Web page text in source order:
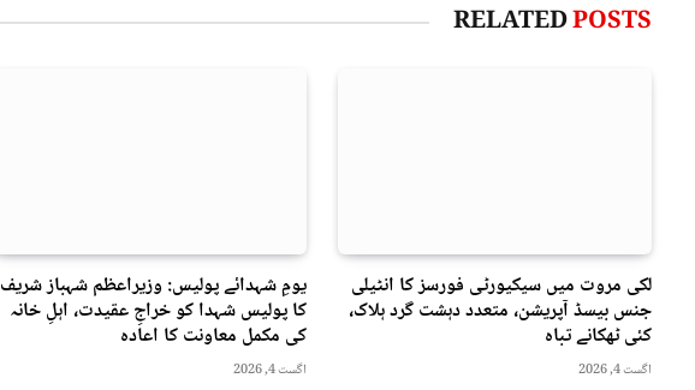
RELATEDPOSTS
لکی مروت میں سیکیورٹی فورسز کا انٹیلی
جنس بیسڈ آپریشن، متعدد دہشت گرد ہلاک،
کئی ٹھکانے تباہ
اگست 4, 2026
یومِ شہدائے پولیس: وزیراعظم شہباز شریف
کا پولیس شہدا کو خراجِ عقیدت، اہلِ خانہ
کی مکمل معاونت کا اعادہ
اگست 4, 2026